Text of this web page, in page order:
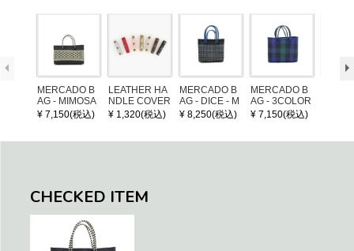
MERCADO B
AG - MIMOSA
- Black / Crea
¥ 7,150(税込)
LEATHER HA
NDLE COVER
¥ 1,320(税込)
MERCADO B
AG - DICE - M
OSAIC - Black
¥ 8,250(税込)
MERCADO B
AG - 3COLOR
S CHECK - Bl
¥ 7,150(税込)
CHECKED ITEM